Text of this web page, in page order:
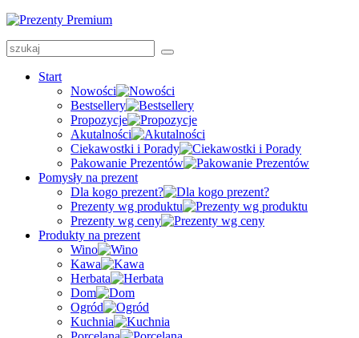
Start
Nowości
Bestsellery
Propozycje
Akutalności
Ciekawostki i Porady
Pakowanie Prezentów
Pomysły na prezent
Dla kogo prezent?
Prezenty wg produktu
Prezenty wg ceny
Produkty na prezent
Wino
Kawa
Herbata
Dom
Ogród
Kuchnia